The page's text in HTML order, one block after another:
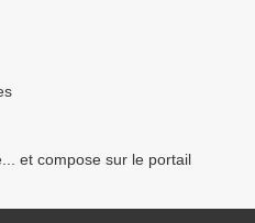
et compose sur le portail